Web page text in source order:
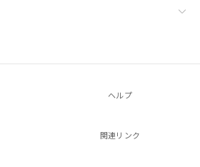
ヘルプ
関連リンク